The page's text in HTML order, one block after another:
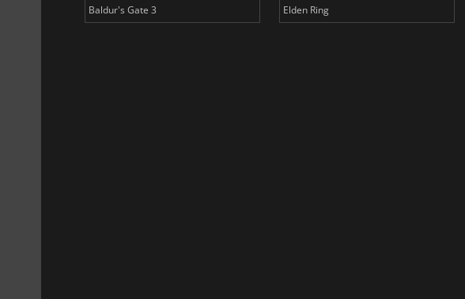
Baldur's Gate 3 Elden Ring